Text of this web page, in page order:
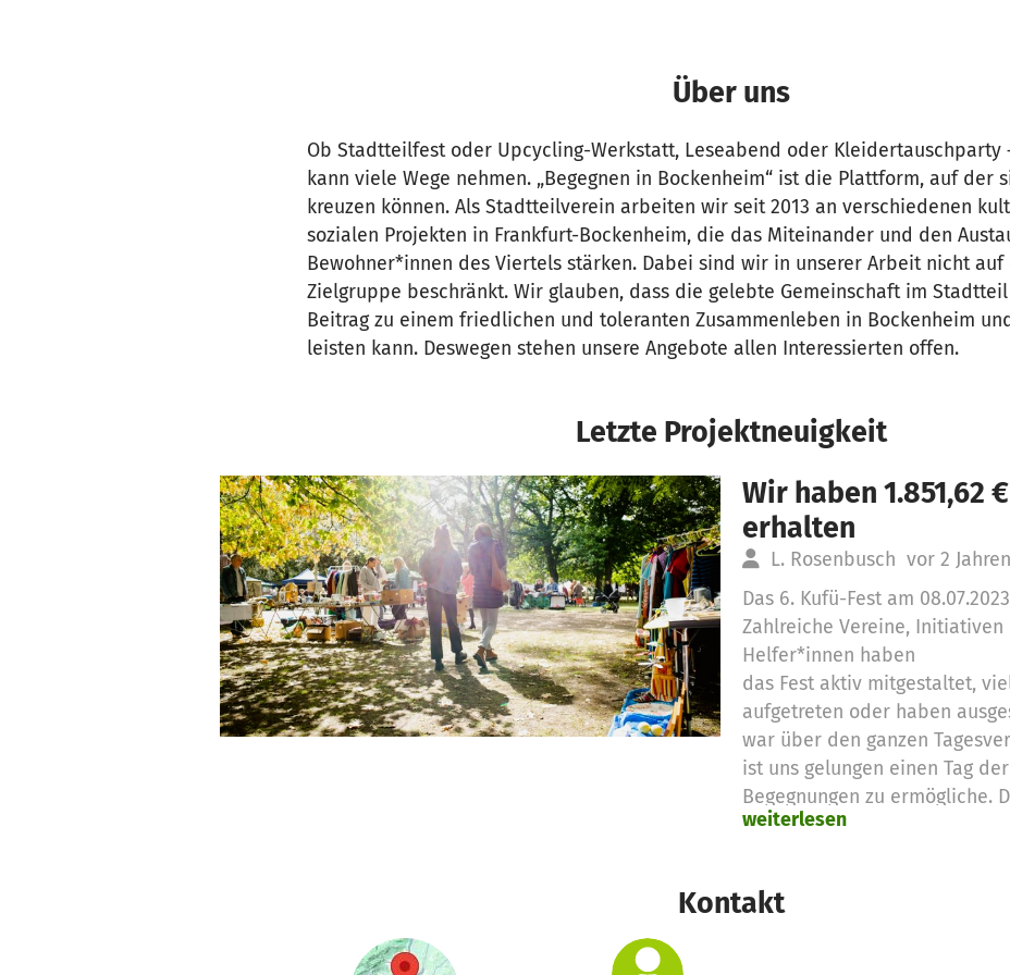
Über uns
Ob Stadtteilfest oder Upcycling-Werkstatt, Leseabend oder Kleidertauschparty
kann viele Wege nehmen. „Begegnen in Bockenheim“ ist die Plattform, auf der
kreuzen können. Als Stadtteilverein arbeiten wir seit 2013 an verschiedenen
sozialen Projekten in Frankfurt-Bockenheim, die das Miteinander und den
Bewohner*innen des Viertels stärken. Dabei sind wir in unserer Arbeit nicht auf
Zielgruppe beschränkt. Wir glauben, dass die gelebte Gemeinschaft im
Beitrag zu einem friedlichen und toleranten Zusammenleben in Bockenheim
leisten kann. Deswegen stehen unsere Angebote allen Interessierten offen.
Letzte Projektneuigkeit
Wir haben 1.851,62
erhalten
L. Rosenbusch vor 2 Jahren
Das 6. Kufü-Fest am
Zahlreiche Vereine,
Helfer*innen haben
das Fest aktiv mitgestaltet,
aufgetreten oder haben
war über den ganzen
ist uns gelungen einen Tag
Begegnungen zu ermögliche.
Betterplace haben wir für
Sanitätstdienst ASB,
weiterlesen
Kontakt